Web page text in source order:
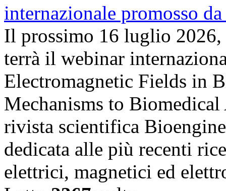
Il prossimo 16 luglio
terrà il webinar
Electromagnetic Fields in
Mechanisms to
rivista scientifica
dedicata alle più recenti
elettrici, magnetici ed